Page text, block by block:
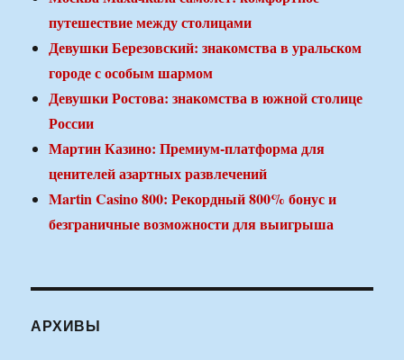
путешествие между столицами
Девушки Березовский: знакомства в уральском
городе с особым шармом
Девушки Ростова: знакомства в южной столице
России
Мартин Казино: Премиум-платформа для
ценителей азартных развлечений
Martin Casino 800: Рекордный 800% бонус и
безграничные возможности для выигрыша
АРХИВЫ